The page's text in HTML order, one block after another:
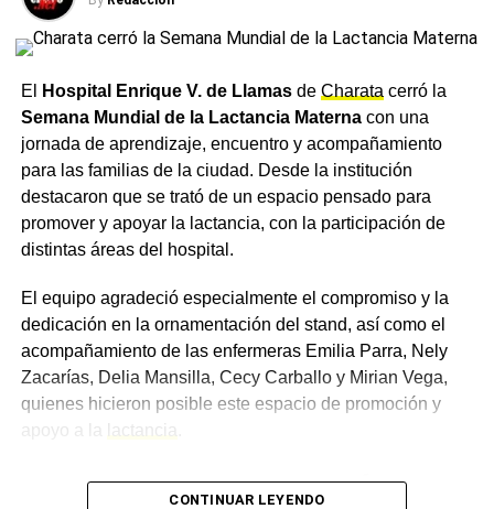
Bomberos Voluntarios de Charata sofocaron el
incendio de un vehículo en el sector oeste de la
menos de una hora
las temperaturas se recuperarían levemente, con una
chance de precipitaciones que treparía al 25% para esa
fecha.
Ante el descenso de temperaturas previsto para los
próximos días, se recomienda a los vecinos de Charata
abrigarse adecuadamente, en especial durante las horas
de la madrugada.
Másnoticias de Charataen
El Hospital Enrique V. de Llamasde Charata cerró la
Semana Mundial de la Lactancia Maternacon una
jornada de aprendizaje, encuentro y acompañamiento
para las familias de la ciudad. Desde la institución
destacaron que se trató de un espacio pensado para
promover y apoyar la lactancia, con la participación de
distintas áreas del hospital.
El equipo agradeció especialmente el compromiso y la
dedicación en la ornamentación del stand, así como el
acompañamiento de las enfermeras Emilia Parra, Nely
Zacarías, Delia Mansilla, Cecy Carballo y Mirian Vega,
quienes hicieron posible este espacio de promoción y
lactancia
Un taller con información
CONTINUAR LEYENDO